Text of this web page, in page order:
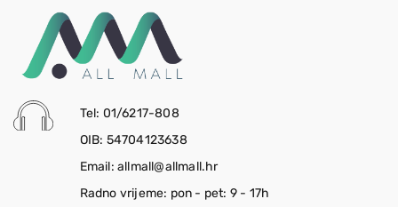
Tel: 01/6217-808
OIB: 54704123638
Email: allmall@allmall.hr
Radno vrijeme: pon - pet: 9 - 17h